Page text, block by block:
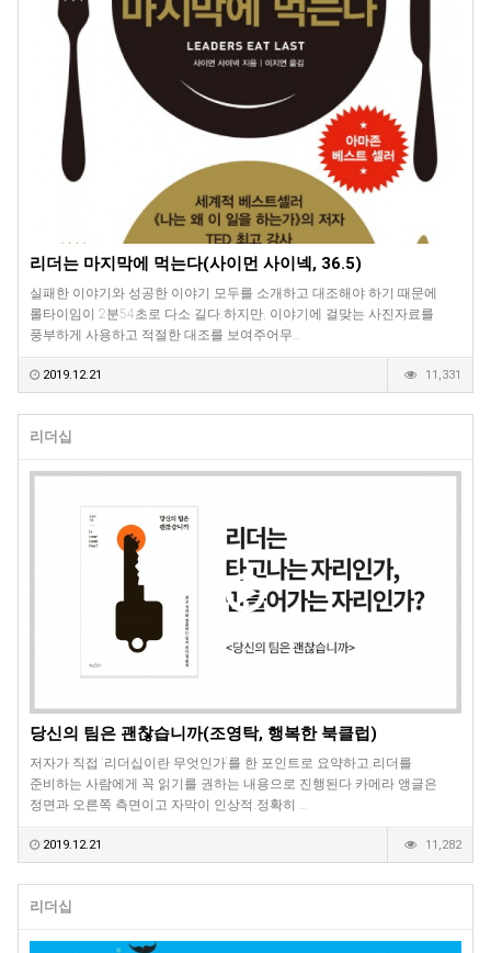
리더는 마지막에 먹는다(사이먼 사이넥, 36.5)
실패한 이야기와 성공한 이야기 모두를 소개하고 대조해야 하기 때문에
롤타이임이 2분54초로 다소 길다.하지만, 이야기에 걸맞는 사진자료를
풍부하게 사용하고 적절한 대조를 보여주어무…
2019.12.21 11,331
리더십
당신의 팀은 괜찮습니까(조영탁, 행복한 북클럽)
저자가 직접 '리더십이란 무엇인가'를 한 포인트로 요약하고,리더를
준비하는 사람에게 꼭 읽기를 권하는 내용으로 진행된다.카메라 앵글은
정면과 오른쪽 측면이고 자막이 인상적.정확히 …
2019.12.21 11,282
리더십